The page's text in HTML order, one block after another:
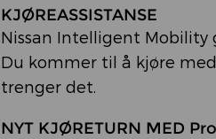
KJØREASSISTANSE
Nissan Intelligent
Du kommer til å kjøre
trenger det.
NYT KJØRETURN MED